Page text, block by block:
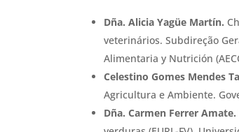
Dña. Alicia Yagüe Martín.
veterinários. Subdireção
Alimentaria y Nutrición
Celestino Gomes Mendes
Agricultura e Ambiente.
Dña. Carmen Ferrer Amate.